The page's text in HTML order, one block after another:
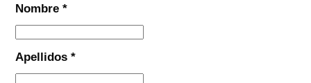
Nombre *
Apellidos *